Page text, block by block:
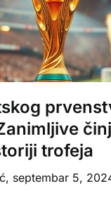
trofeja
septembar 5,